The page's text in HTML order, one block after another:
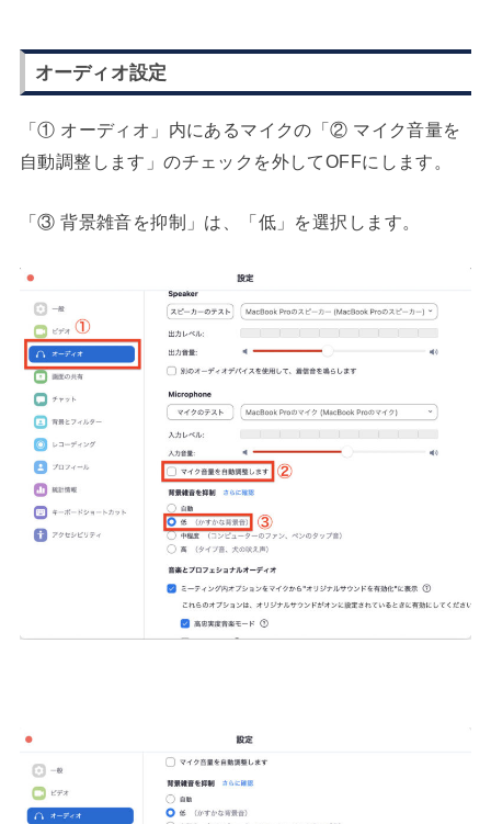
オーディオ設定
「① オーディオ」内にあるマイクの「② マイク音量を
自動調整します」のチェックを外してOFFにします。
「③ 背景雑音を抑制」は、「低」を選択します。